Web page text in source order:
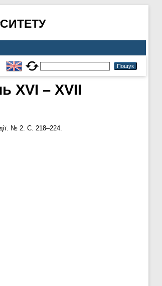
ХVI – XVII
№ 2. С. 218–224.